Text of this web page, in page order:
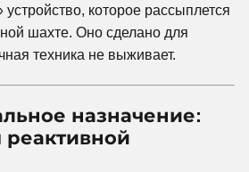
которое рассыплется
шахте. Оно сделано для
техника не выживает.
назначение: